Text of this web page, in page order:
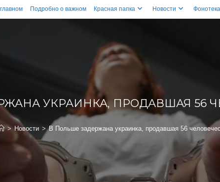
Подробно о важном Красная папка Новости Фонотека
УКРАИНКА, ПРОДАВШАЯ 56
> Новости > В Польше задержана украинка, продавшая 56